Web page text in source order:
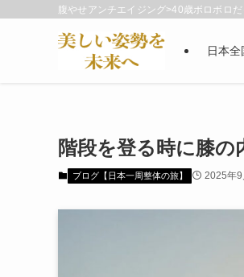
腹やせアンチエイジング>40歳ボロボロ
日本
階段を登る時に膝
ブログ【日本一周整体の旅】 2025年9